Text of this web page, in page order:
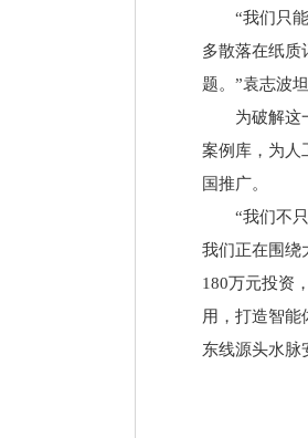
“我们只
多散落在纸质
题。”袁志波坦
为破解这
案例库，为人
国推广。
“我们不
我们正在围绕
180万元投资
用，打造智
东线源头水脉